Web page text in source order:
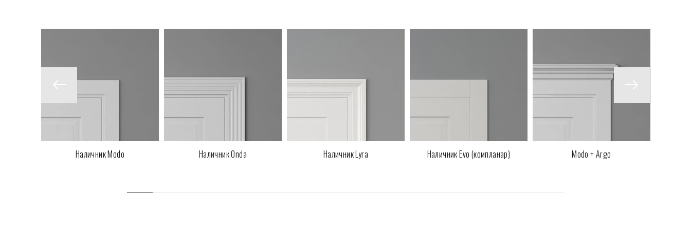
Наличник Modo Наличник Onda Наличник Lyra Наличник Evo (компланар) Modo + Argo